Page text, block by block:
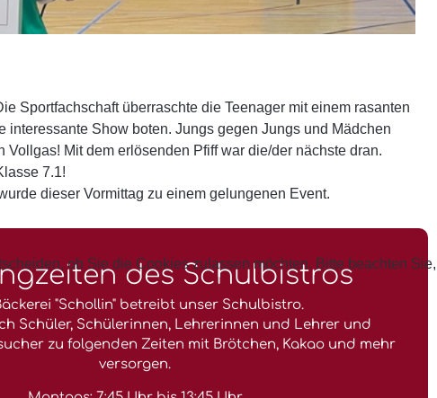
Sportfachschaft überraschte die Teenager mit einem rasanten
Show boten. Jungs gegen Jungs und Mädchen
Mit dem erlösenden Pfiff war die/der nächste dran.
7.1!
dieser Vormittag zu einem gelungenen Event.
des Schulbistros
"Schollin" betreibt unser Schulbistro.
Schüler, Schülerinnen, Lehrerinnen und Lehrer und
zu folgenden Zeiten mit Brötchen, Kakao und mehr
versorgen.
ob Sie die Cookies zulassen möchten. Bitte beachten Sie,